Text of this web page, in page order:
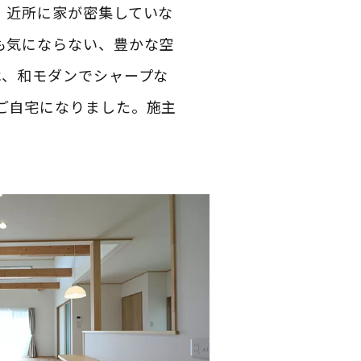
所に家が密集していな
にならない、豊かな空
和モダンでシャープな
宅になりました。施主